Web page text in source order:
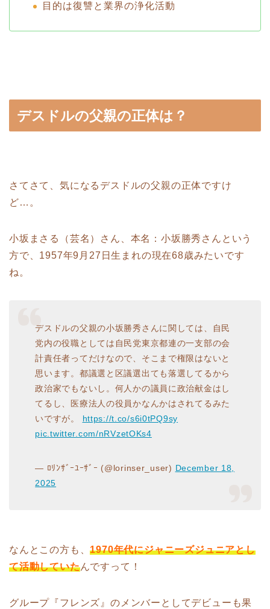
目的は復讐と業界の浄化活動
デスドルの父親の正体は？
さてさて、気になるデスドルの父親の正体ですけ
ど…。
小坂まさる（芸名）さん、本名：小坂勝秀さんという
方で、1957年9月27日生まれの現在68歳みたいです
ね。
デスドルの父親の小坂勝秀さんに関しては、自民
党内の役職としては自民党東京都連の一支部の会
計責任者ってだけなので、そこまで権限はないと
思います。都議選と区議選出ても落選してるから
政治家でもないし。何人かの議員に政治献金はし
てるし、医療法人の役員かなんかはされてるみた
いですが。 https://t.co/s6i0tPQ9sy
pic.twitter.com/nRVzetOKs4
— ﾛﾘﾝｻﾞｰﾕｰｻﾞｰ (@lorinser_user) December 18,
2025
なんとこの方も、1970年代にジャニーズジュニアとし
て活動していたんですって！
グループ『フレンズ』のメンバーとしてデビューも果